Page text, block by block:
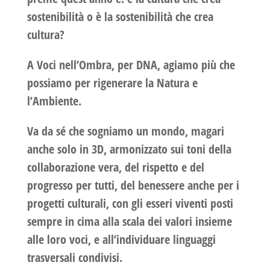
sostenibilità o è la sostenibilità che crea
cultura?
A Voci nell’Ombra, per DNA, agiamo più che
possiamo per rigenerare la Natura e
l’Ambiente.
Va da sé che sogniamo un mondo, magari
anche solo in 3D, armonizzato sui toni della
collaborazione vera, del rispetto e del
progresso per tutti, del benessere anche per i
progetti culturali, con gli esseri viventi posti
sempre in cima alla scala dei valori insieme
alle loro voci, e all’individuare linguaggi
trasversali condivisi.